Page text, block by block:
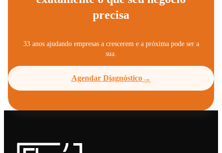
precisa
33 anos ajudando empresas a crescerem e a próxima pode ser a
sua.
Agendar Diagnóstico→